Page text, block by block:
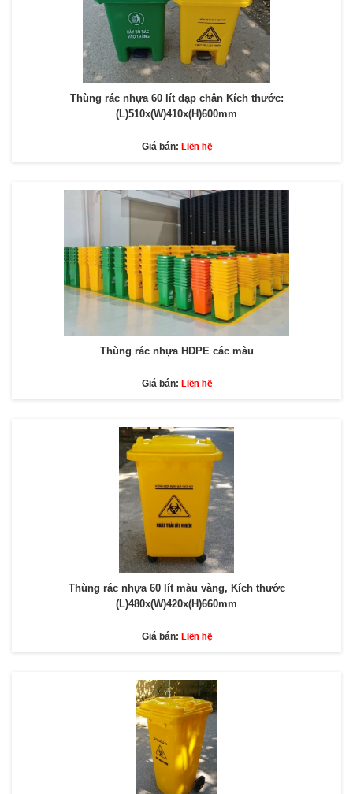
Thùng rác nhựa 60 lít đạp chân Kích thước:
(L)510x(W)410x(H)600mm
Giá bán: Liên hệ
Thùng rác nhựa HDPE các màu
Giá bán: Liên hệ
Thùng rác nhựa 60 lít màu vàng, Kích thước
(L)480x(W)420x(H)660mm
Giá bán: Liên hệ